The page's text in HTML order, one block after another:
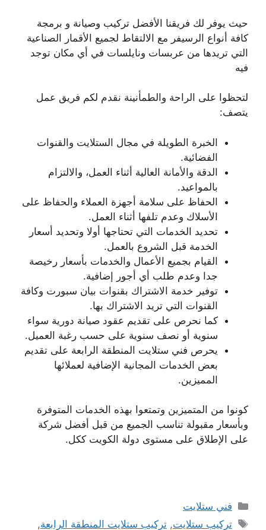
حيث يوفر لك فريقنا الأفضل تركيب وصيانة و برمجة
كافة أنواع الرسيفر مع الالتقاط لجميع الأقمار الصناعية
التي تريدها من عربسات ونايلسات في أي مكان توجد
فيه
لتحظوا على الراحة والطمأنينة نقدم لكم فريق عمل
يتصف:
الخبرة الطويلة في مجال الستلايت والقنوات
الفضائية.
الدقة والأمانة العالية أثناء العمل، والالتزام
بالمواعيد.
الحفاظ على سلامة أجهزة العملاء والحفاظ على
الأسلاك وعدم تلفها أثناء العمل.
تحديد الخدمات التي تحتاجها أولا وتحديد أسعار
الخدمة قبل الشروع بالعمل.
القيام بجميع الأعمال والخدمات بأسعار رخيصة
جدا وعدم طلب أي أجور إضافية.
توفير خدمة الاشتراك بقنوات بيان سبورت وكافة
القنوات التي تريد الاشتراك بها.
كما نحرص على تقديم عقود صيانة دورية سواء
سنوية أو نصف سنوية على حسب رغبة العميل.
يحرص فني ستلايت المنطقة الرابعة على تقديم
بعض الخدمات المجانية الإضافية لعملائها
المميزين.
كونوا من المتميزين وتمتعوا بهذه الخدمات المتوفرة
وبأسعار مقبولة تناسب الجميع من قبل أفضل شركة
على الإطلاق على مستوى دولة الكويت ككل.
التصنيفات
فني ستلايت
الوسوم
تركيب ستلايت,تركيب ستلايت المنطقة الرابعة,